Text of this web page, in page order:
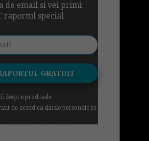
de email si vei primi
raportul special
despre produsele
de acord ca datele personale sa